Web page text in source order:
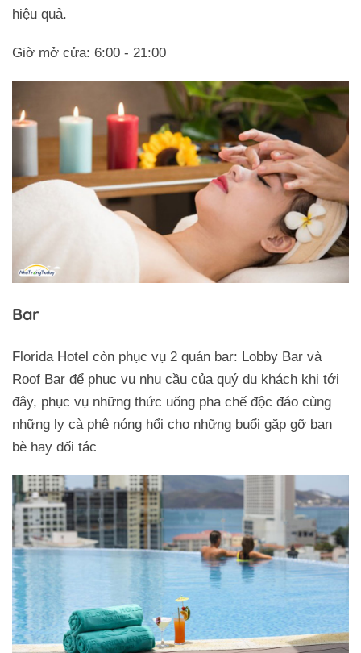
hiệu quả.
Giờ mở cửa: 6:00 - 21:00
Bar
Florida Hotel còn phục vụ 2 quán bar: Lobby Bar và
Roof Bar để phục vụ nhu cầu của quý du khách khi tới
đây, phục vụ những thức uống pha chế độc đáo cùng
những ly cà phê nóng hổi cho những buổi gặp gỡ bạn
bè hay đối tác